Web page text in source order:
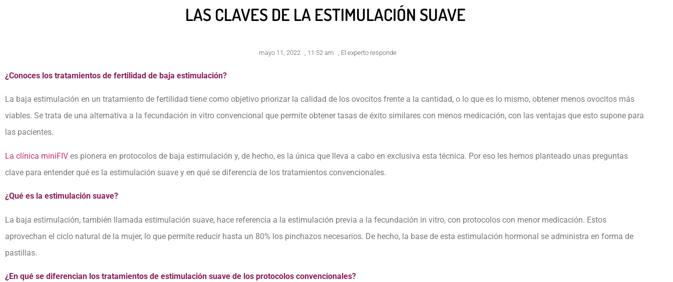
LAS CLAVES DE LA ESTIMULACIÓN SUAVE
mayo 11, 2022 , 11:52 am , El experto responde
¿Conoces los tratamientos de fertilidad de baja estimulación?
La baja estimulación en un tratamiento de fertilidad tiene como objetivo priorizar la calidad de los ovocitos frente a la cantidad, o lo que es lo mismo, obtener menos ovocitos más
viables. Se trata de una alternativa a la fecundación in vitro convencional que permite obtener tasas de éxito similares con menos medicación, con las ventajas que esto supone para
las pacientes.
La clínica miniFIV es pionera en protocolos de baja estimulación y, de hecho, es la única que lleva a cabo en exclusiva esta técnica. Por eso les hemos planteado unas preguntas
clave para entender qué es la estimulación suave y en qué se diferencia de los tratamientos convencionales.
¿Qué es la estimulación suave?
La baja estimulación, también llamada estimulación suave, hace referencia a la estimulación previa a la fecundación in vitro, con protocolos con menor medicación. Estos
aprovechan el ciclo natural de la mujer, lo que permite reducir hasta un 80% los pinchazos necesarios. De hecho, la base de esta estimulación hormonal se administra en forma de
pastillas.
¿En qué se diferencian los tratamientos de estimulación suave de los protocolos convencionales?